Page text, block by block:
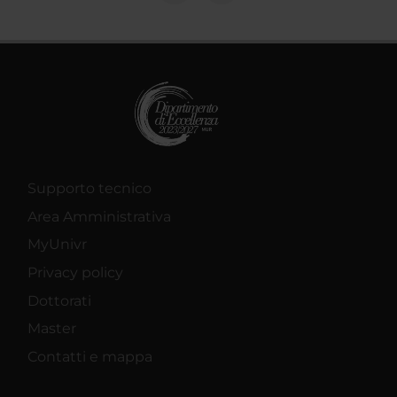
Supporto tecnico
Area Amministrativa
MyUnivr
Privacy policy
Dottorati
Master
Contatti e mappa